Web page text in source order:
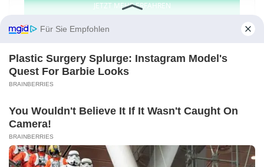
JETZT MEHR ERFAHREN
Aktien ATX DAX EuroStoxx 50 Dow Jones
Weitere Aktien:
Kontakt
Sitemap-Datenschutz Disclaimer-AGB- Privatsphäre-Einstellungen
Für Sie Empfohlen
Plastic Surgery Splurge: Instagram Model's
Quest For Barbie Looks
BRAINBERRIES
You Wouldn't Believe It If It Wasn't Caught On
Camera!
BRAINBERRIES